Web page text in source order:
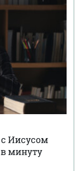
Иисусом
в минуту